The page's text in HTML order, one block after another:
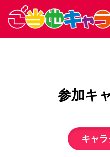
参加キ
キャ